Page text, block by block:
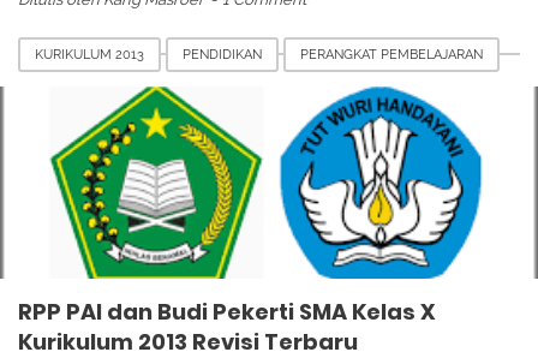
KURIKULUM 2013 PENDIDIKAN PERANGKAT PEMBELAJARAN
RPP PAI dan Budi Pekerti SMA Kelas X
Kurikulum 2013 Revisi Terbaru